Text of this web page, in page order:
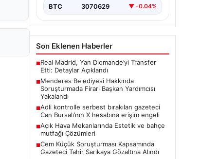
BTC 3070629 ▼ -0.04%
Son Eklenen Haberler
■Real Madrid, Yan Diomande’yi Transfer
Etti: Detaylar Açıklandı
■Menderes Belediyesi Hakkında
Soruşturmada Firari Başkan Yardımcısı
Yakalandı
■Adli kontrolle serbest bırakılan gazeteci
Can Bursalı’nın X hesabına erişim engeli
■Açık Hava Mekanlarında Estetik ve bahçe
mutfağı Çözümleri
■Cem Küçük Soruşturması Kapsamında
Gazeteci Tahir Sarıkaya Gözaltına Alındı